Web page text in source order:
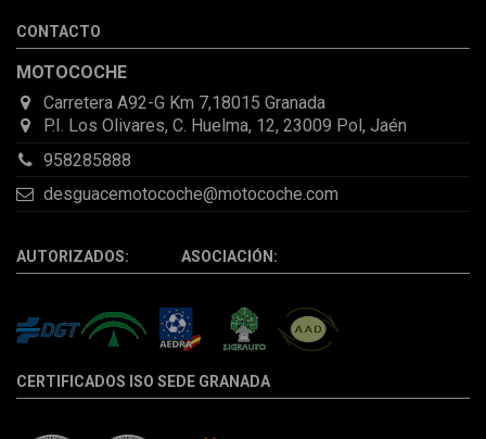
la pieza llegó correcta y bien embalada, además de llegarme 2
CONTACTO
MOTOCOCHE
Carretera A92-G Km 7,18015 Granada
P.I. Los Olivares, C. Huelma, 12, 23009 Pol, Jaén
958285888
desguacemotocoche@motocoche.com
AUTORIZADOS: ASOCIACIÓN:
CERTIFICADOS ISO SEDE GRANADA